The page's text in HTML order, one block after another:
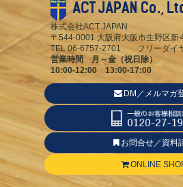
株式会社ACT JAPAN
〒544-0001 大阪府大阪市生野区新
TEL 06-6757-2701 フリーダイ
営業時間 月～金（祝日除）
10:00-12:00 13:00-17:00
DM／メルマガ
お問合せ／資料
ONLINE